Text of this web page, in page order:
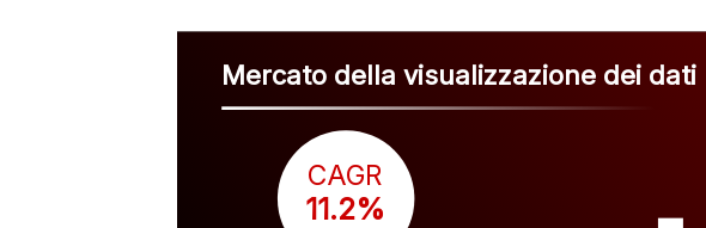
Mercato della visualizzazione dei dati
CAGR
11.2%